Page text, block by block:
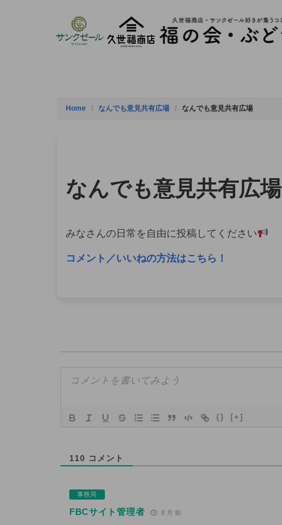
Home なんでも意見共有広場 なんでも意見共有広場
なんでも意見共有広場
みなさんの日常を自由に投稿してください
コメント／いいねの方法はこちら！
{} [+]
110 コメント
事務局
FBCサイト管理者 8 月 前